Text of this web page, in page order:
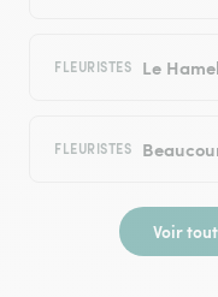
FLEURISTES Le Hamel
FLEURISTES
Voir